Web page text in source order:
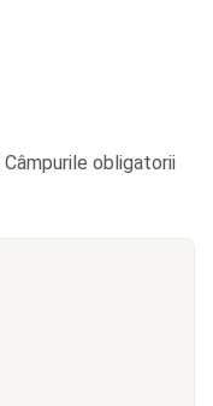
Câmpurile obligatorii